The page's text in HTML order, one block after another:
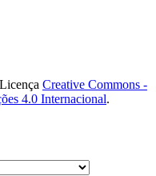
Creative Commons -
4.0 Internacional.